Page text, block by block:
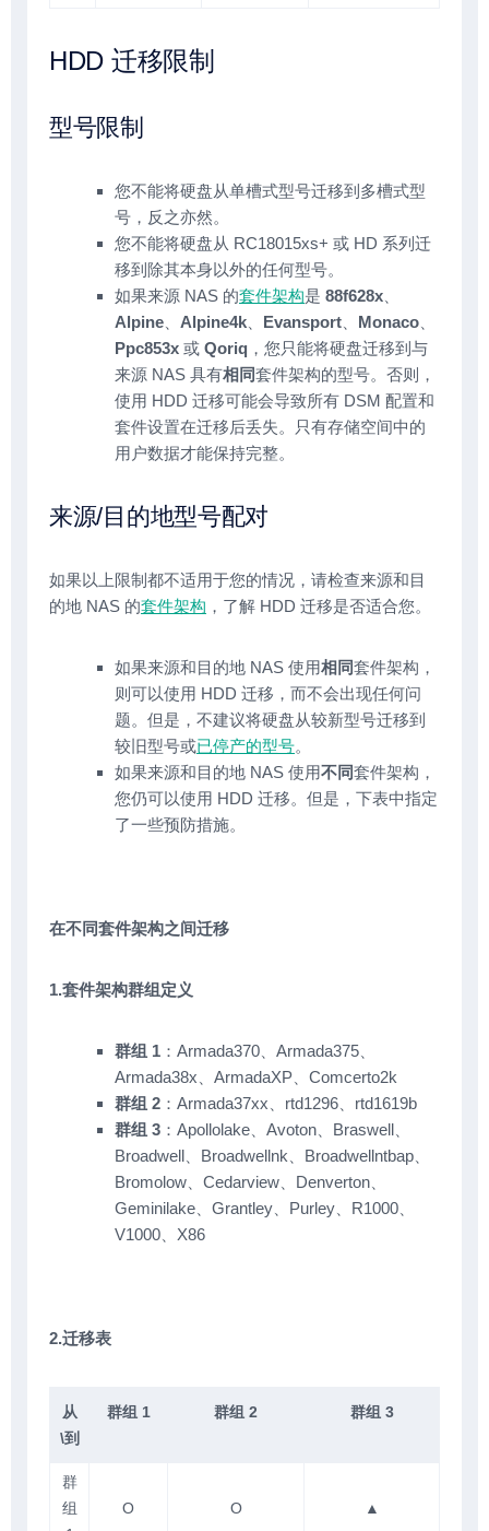
HDD 迁移限制
型号限制
您不能将硬盘从单槽式型号迁移到多槽式型
号，反之亦然。
您不能将硬盘从 RC18015xs+ 或 HD 系列迁
移到除其本身以外的任何型号。
如果来源 NAS 的套件架构是 88f628x
Alpine
Alpine4k Evansport Monaco
Ppc853x 或 Qoriq ，您只能将硬盘迁移到与
来源 NAS 具有相同套件架构的型号。否则，
使用 HDD 迁移可能会导致所有 DSM 配置和
套件设置在迁移后丢失。只有存储空间中的
用户数据才能保持完整。
来源/目的地型号配对
如果以上限制都不适用于您的情况，请检查来源和目
的地 NAS 的套件架构 ，了解 HDD 迁移是否适合您。
如果来源和目的地 NAS 使用相同套件架构，
则可以使用 HDD 迁移，而不会出现任何问
题。但是，不建议将硬盘从较新型号迁移到
较旧型号或已停产的型号。
如果来源和目的地 NAS 使用不同套件架构，
您仍可以使用 HDD 迁移。但是，下表中指定
了一些预防措施。
在不同套件架构之间迁移
1.套件架构群组定义
群组 1 ：Armada370、Armada375、
Armada38x、ArmadaXP、Comcerto2k
群组 2 ：Armada37xx、rtd1296、rtd1619b
群组 3 ：Apollolake、Avoton、Braswell、
Broadwell、Broadwellnk、Broadwellntbap、
Bromolow、Cedarview、Denverton、
Geminilake、Grantley、Purley、R1000、
V1000、X86
2.迁移表
从
\到
群组 1 群组 2 群组 3
群
组
O O ▲